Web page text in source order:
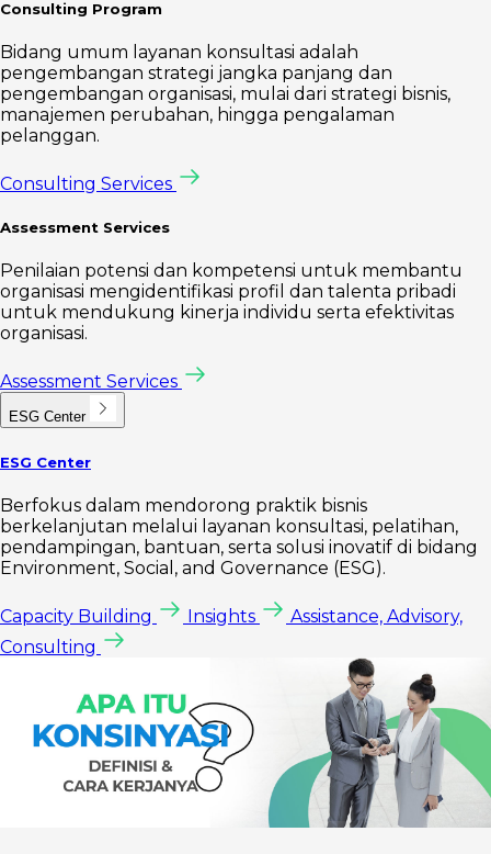
Consulting Program
Bidang umum layanan konsultasi adalah
pengembangan strategi jangka panjang dan
pengembangan organisasi, mulai dari strategi bisnis,
manajemen perubahan, hingga pengalaman
pelanggan.
Consulting Services
Assessment Services
Penilaian potensi dan kompetensi untuk membantu
organisasi mengidentifikasi profil dan talenta pribadi
untuk mendukung kinerja individu serta efektivitas
organisasi.
Assessment Services
ESG Center
ESG Center
Berfokus dalam mendorong praktik bisnis
berkelanjutan melalui layanan konsultasi, pelatihan,
pendampingan, bantuan, serta solusi inovatif di bidang
Environment, Social, and Governance (ESG).
Capacity Building Insights
Assistance, Advisory,
Consulting